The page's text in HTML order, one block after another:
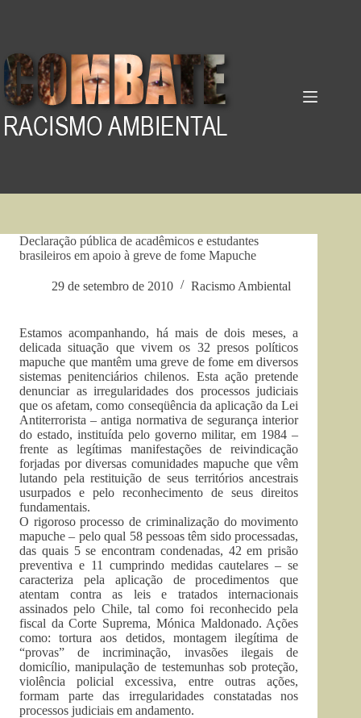
Declaração pública de acadêmicos e estudantes
brasileiros em apoio à greve de fome Mapuche
29 de setembro de 2010 Racismo Ambiental
Estamos acompanhando, há mais de dois meses, a
delicada situação que vivem os 32 presos políticos
mapuche que mantêm uma greve de fome em diversos
sistemas penitenciários chilenos. Esta ação pretende
denunciar as irregularidades dos processos judiciais
que os afetam, como conseqüência da aplicação da Lei
Antiterrorista – antiga normativa de segurança interior
do estado, instituída pelo governo militar, em 1984 –
frente as legítimas manifestações de reivindicação
forjadas por diversas comunidades mapuche que vêm
lutando pela restituição de seus territórios ancestrais
usurpados e pelo reconhecimento de seus direitos
fundamentais.
O rigoroso processo de criminalização do movimento
mapuche – pelo qual 58 pessoas têm sido processadas,
das quais 5 se encontram condenadas, 42 em prisão
preventiva e 11 cumprindo medidas cautelares – se
caracteriza pela aplicação de procedimentos que
atentam contra as leis e tratados internacionais
assinados pelo Chile, tal como foi reconhecido pela
fiscal da Corte Suprema, Mónica Maldonado. Ações
como: tortura aos detidos, montagem ilegítima de
“provas” de incriminação, invasões ilegais de
domicílio, manipulação de testemunhas sob proteção,
violência policial excessiva, entre outras ações,
formam parte das irregularidades constatadas nos
processos judiciais em andamento.